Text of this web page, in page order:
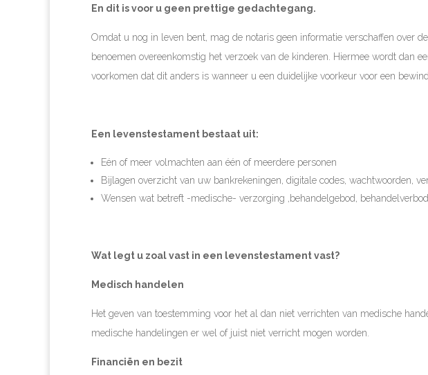
En dit is voor u geen prettige gedachtegang.
Omdat u nog in leven bent, mag de notaris geen informatie verschaffen over
benoemen overeenkomstig het verzoek van de kinderen. Hiermee wordt dan
voorkomen dat dit anders is wanneer u een duidelijke voorkeur voor een
Een levenstestament bestaat uit:
Eén of meer volmachten aan één of meerdere personen
Bijlagen overzicht van uw bankrekeningen, digitale codes, wachtwoorden,
Wensen wat betreft -medische- verzorging ,behandelgebod,
Wat legt u zoal vast in een levenstestament vast?
Medisch handelen
Het geven van toestemming voor het al dan niet verrichten van medische
medische handelingen er wel of juist niet verricht mogen worden.
Financiën en bezit